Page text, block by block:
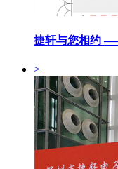
捷轩与您相约
>